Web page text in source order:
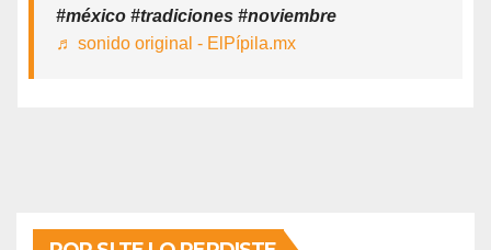
#méxico #tradiciones #noviembre
♬ sonido original - ElPípila.mx